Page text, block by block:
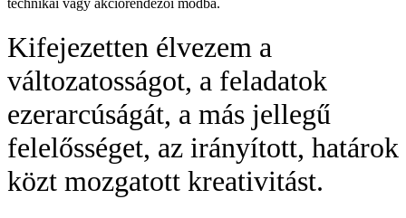
Kifejezetten élvezem a
változatosságot, a feladatok
ezerarcúságát, a más jellegű
felelősséget, az irányított, határok
közt mozgatott kreativitást.